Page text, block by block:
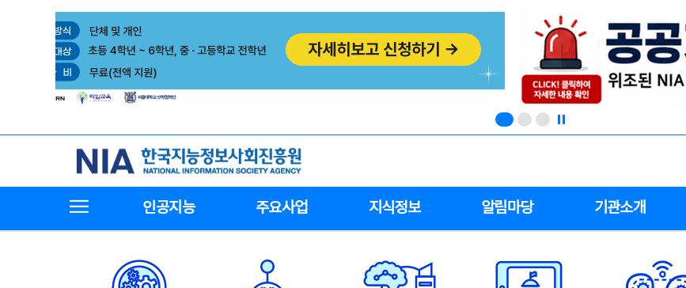
한국지능정보사회진흥원
인공지능 주요사업 지식정보 알림마당 기관소개
한국지능정보사회진흥원 주요사업